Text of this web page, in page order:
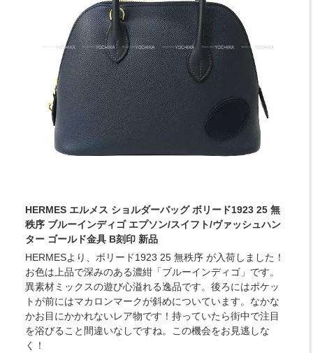
HERMES エルメス ショルダーバッグ ボリード1923 25 無
秩序 ブルーインディゴ エプソン/スイフト/ヴァッシュハン
ター ゴールド金具 B刻印 新品
HERMESより、ボリード1923 25 無秩序 が入荷しました！
お色は上品で深みのある濃紺「ブルーインディゴ」です。
異素材ミックスの遊び心溢れる逸品です。後ろにはポケッ
トが前にはマカロンマークが斜めについています。なかな
かお目にかかれないレア物です！持っていたら街中で注目
を浴びること間違いなしですね。この機会をお見逃しな
く！